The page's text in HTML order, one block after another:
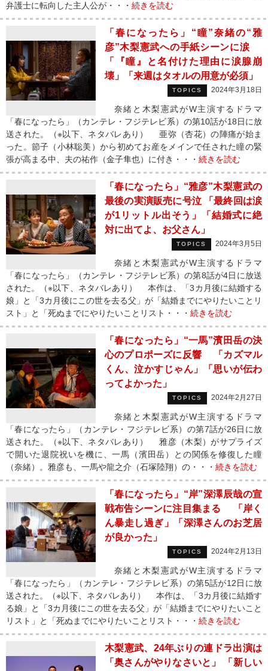
弁護士に転向した主人公が・・・ 続きを読む
「春になったら」“瞳”奈緒の“雅
彦”木梨憲武への手紙シーンに涙
「『瞳』と名付けた理由に涙腺崩
壊」「来週はタオルの用意が必須」
TOPICS 2024年3月18日
奈緒と木梨憲武がW主演するドラマ
「春になったら」（カンテレ・フジテレビ系）の第10話が18日に放
送された。（※以下、ネタバレあり） 亜弥（杏花）の陣痛が始ま
った。節子（小林聡美）から初めてお産をメインで任された瞳の緊
張が高まる中、夫の祐作（金子隼也）に付き・・・ 続きを読む
「春になったら」“雅彦”木梨憲武の
最後の実演販売に号泣 「最終回は涙
が1リットル出そう」「結婚式に絶
対に出てよ、お父さん」
TOPICS 2024年3月5日
奈緒と木梨憲武がW主演するドラマ
「春になったら」（カンテレ・フジテレビ系）の第8話が4日に放送
された。（※以下、ネタバレあり） 本作は、「3カ月後に結婚する
娘」と「3カ月後にこの世を去る父」が「結婚までにやりたいことリ
スト」と「死ぬまでにやりたいことリスト・・・ 続きを読む
「春になったら」“一馬”濱田岳の決
心のプロポーズに反響 「カズマル
くん、泣かすじゃん」「思いが伝わ
ってよかった」
TOPICS 2024年2月27日
奈緒と木梨憲武がW主演するドラマ
「春になったら」（カンテレ・フジテレビ系）の第7話が26日に放
送された。（※以下、ネタバレあり） 雅彦（木梨）がサプライズ
で開いた退院祝いを機に、一馬（濱田岳）との関係を修復した瞳
（奈緒）。雅彦も、一馬や龍之介（石塚陸翔）の・・・ 続きを読む
「春になったら」“岸”深澤辰哉の宣
戦布告シーンに注目集まる 「岸く
ん暴走し過ぎ」「深澤さんのお芝居
が良かった」
TOPICS 2024年2月13日
奈緒と木梨憲武がW主演するドラマ
「春になったら」（カンテレ・フジテレビ系）の第5話が12日に放
送された。（※以下、ネタバレあり） 本作は、「3カ月後に結婚す
る娘」と「3カ月後にこの世を去る父」が「結婚までにやりたいこと
リスト」と「死ぬまでにやりたいことリスト・・・ 続きを読む
木梨憲武、24年ぶりの連ドラ出演は
「奥さんがやりなさいと」 「新しい